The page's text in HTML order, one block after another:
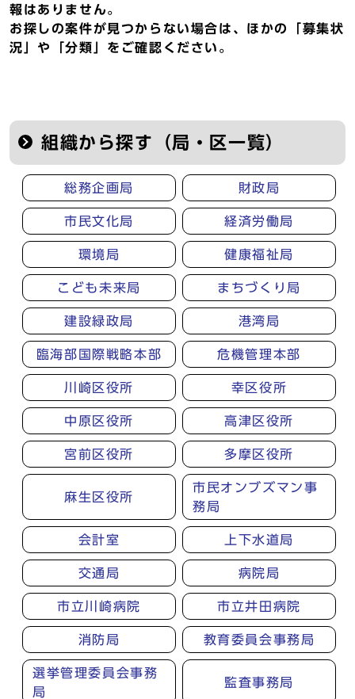
報はありません。
お探しの案件が見つからない場合は、ほかの「募集状
況」や「分類」をご確認ください。
組織から探す（局・区一覧）
総務企画局 財政局
市民文化局 経済労働局
環境局 健康福祉局
こども未来局 まちづくり局
建設緑政局 港湾局
臨海部国際戦略本部 危機管理本部
川崎区役所 幸区役所
中原区役所 高津区役所
宮前区役所 多摩区役所
麻生区役所
市民オンブズマン事
務局
会計室 上下水道局
交通局 病院局
市立川崎病院 市立井田病院
消防局 教育委員会事務局
選挙管理委員会事務
局
監査事務局